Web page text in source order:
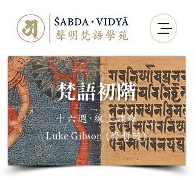
​梵語初階
十六週·線上課程
Luke Gibson (齊哲睦)